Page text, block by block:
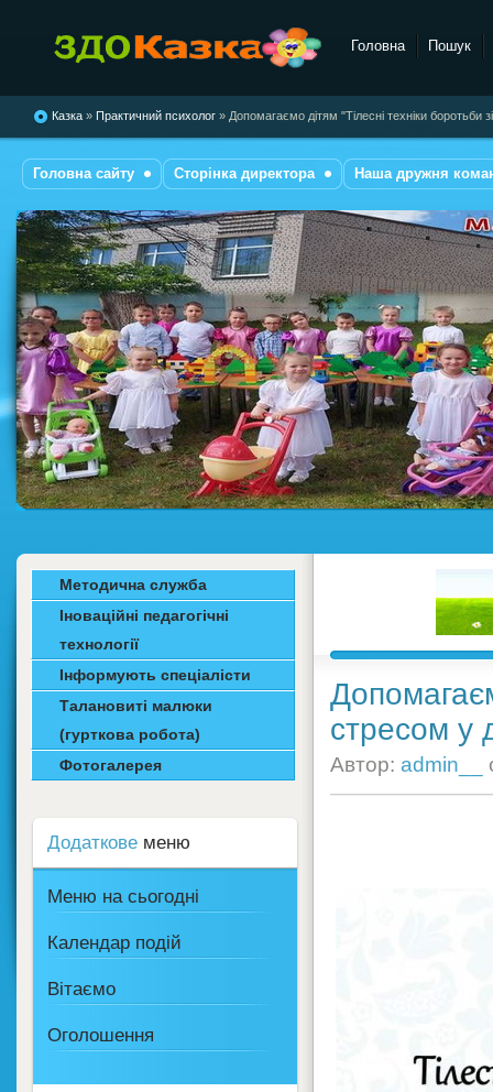
"Казка"
Головна Пошук
Казка » Практичний психолог » Допомагаємо дітям "Тілесні техніки боротьби
Головна сайту Сторінка директора Наша дружня
стресом у
Автор: admin__
Методична служба
Іноваційні педагогічні
технології
Інформують спеціалісти
Талановиті малюки
(гурткова робота)
Фотогалерея
Додаткове меню
Меню на сьогодні
Календар подій
Вітаємо
Оголошення